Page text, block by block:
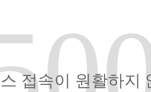
접속이 원활하지